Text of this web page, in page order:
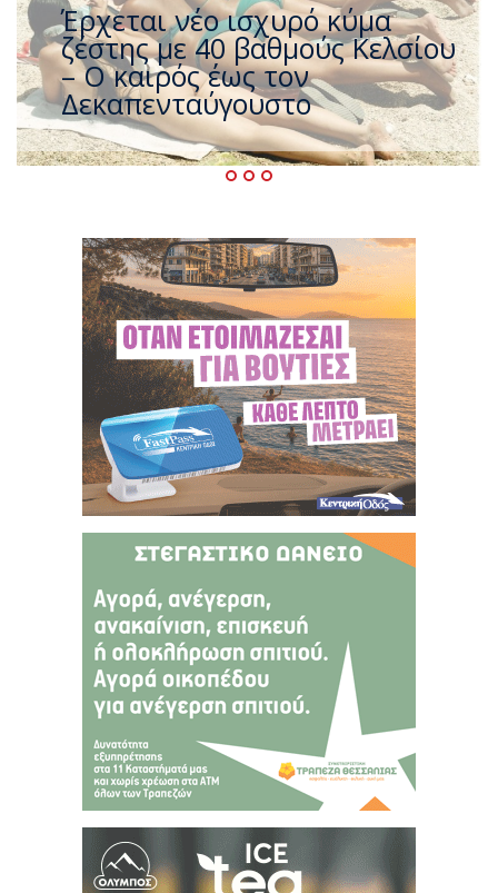
Άφαντος ο Τσίπρας… την ώρα
που η χώρα καίγεται